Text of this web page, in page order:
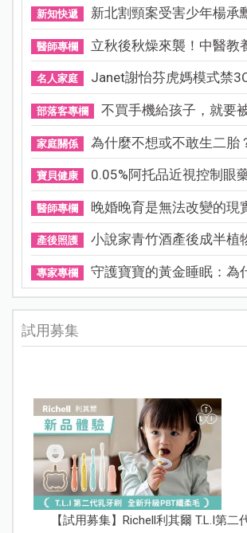
新知快遞 新北割頸案受害少年楊承
醫師專欄 立秋後秋燥來襲！中醫教
名人家庭 Janet謝怡芬虎媽模式禁
部落客專欄 不買手機給孩子，就要
家庭關係 為什麼不想或不敢生二胎
寶貝健康 0.05%阿托品近視控制眼
醫師專欄 晚婚晚育是無法改變的現
產後照護 小說家青竹酒產後成半植
專家專欄 守護寶寶的黃金睡眠：為
試用募集
【試用募集】Richell利其爾 T.L.I第二